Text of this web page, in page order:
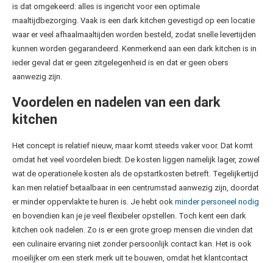
is dat omgekeerd: alles is ingericht voor een optimale
maaltijdbezorging. Vaak is een dark kitchen gevestigd op een locatie
waar er veel afhaalmaaltijden worden besteld, zodat snelle levertijden
kunnen worden gegarandeerd. Kenmerkend aan een dark kitchen is in
ieder geval dat er geen zitgelegenheid is en dat er geen obers
aanwezig zijn.
Voordelen en nadelen van een dark
kitchen
Het concept is relatief nieuw, maar komt steeds vaker voor. Dat komt
omdat het veel voordelen biedt. De kosten liggen namelijk lager, zowel
wat de operationele kosten als de opstartkosten betreft. Tegelijkertijd
kan men relatief betaalbaar in een centrumstad aanwezig zijn, doordat
er minder oppervlakte te huren is. Je hebt ook minder personeel nodig
en bovendien kan je je veel flexibeler opstellen. Toch kent een dark
kitchen ook nadelen. Zo is er een grote groep mensen die vinden dat
een culinaire ervaring niet zonder persoonlijk contact kan. Het is ook
moeilijker om een sterk merk uit te bouwen, omdat het klantcontact